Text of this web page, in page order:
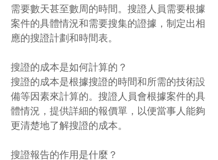
需要數天甚至數周的時間。搜證人員需要根據
案件的具體情況和需要搜集的證據，制定出相
應的搜證計劃和時間表。
搜證的成本是如何計算的？
搜證的成本是根據搜證的時間和所需的技術設
備等因素來計算的。搜證人員會根據案件的具
體情況，提供詳細的報價單，以便當事人能夠
更清楚地了解搜證的成本。
搜證報告的作用是什麼？